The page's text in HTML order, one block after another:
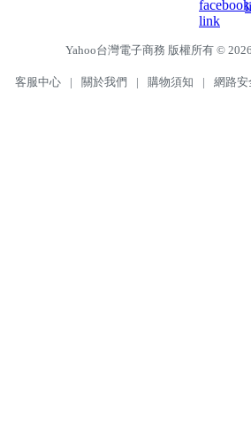
Yahoo台灣電子商務 版權所有 ©
客服中心 | 關於我們 | 購物須知 | 網路安